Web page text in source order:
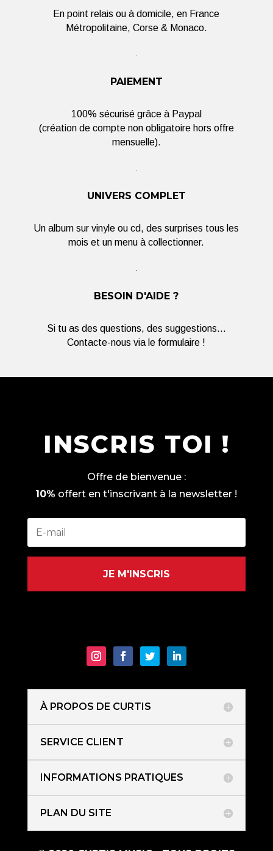
En point relais ou à domicile, en France
Métropolitaine, Corse & Monaco.
PAIEMENT
100% sécurisé grâce à Paypal
(création de compte non obligatoire hors offre
mensuelle).
UNIVERS COMPLET
Un album sur vinyle ou cd, des surprises tous les
mois et un menu à collectionner.
BESOIN D'AIDE ?
Si tu as des questions, des suggestions...
Contacte-nous via le formulaire !
INSCRIS TOI !
Offre de bienvenue :
10% offert en t'inscrivant à la newsletter !
JE M'INSCRIS
À PROPOS DE CURTIS
SERVICE CLIENT
INFORMATIONS PRATIQUES
PLAN DU SITE